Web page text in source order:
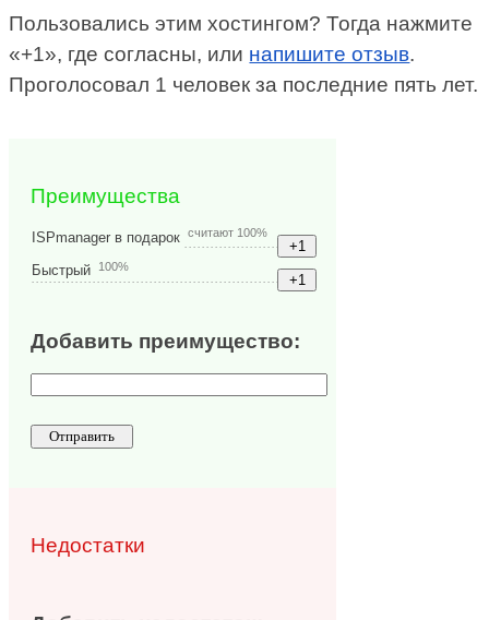
Пользовались этим хостингом? Тогда нажмите
«+1», где согласны, или напишите отзыв.
Проголосовал 1 человек за последние пять лет.
Преимущества
ISPmanager в подарок считают 100%
Быстрый 100%
Добавить преимущество:
Недостатки